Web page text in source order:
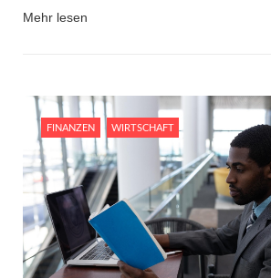
Mehr lesen
FINANZEN WIRTSCHAFT